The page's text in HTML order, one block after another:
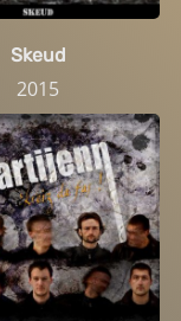
Skeud
2015